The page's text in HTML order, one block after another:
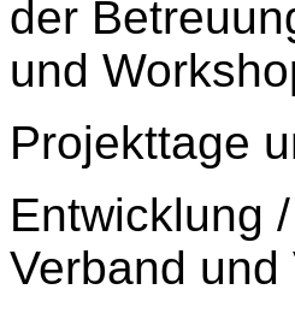
der
und
Projekttage
Entwicklung
Verband und